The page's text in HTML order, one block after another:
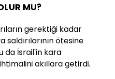
MU?
gerektiği kadar
ötesine
da İsrail'in kara
akıllara getirdi.